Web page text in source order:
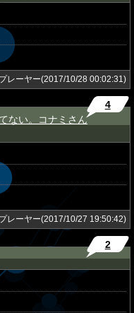
レーヤー(2017/10/28 00:02:31)
ない。コナミさん
4
レーヤー(2017/10/27 19:50:42)
2